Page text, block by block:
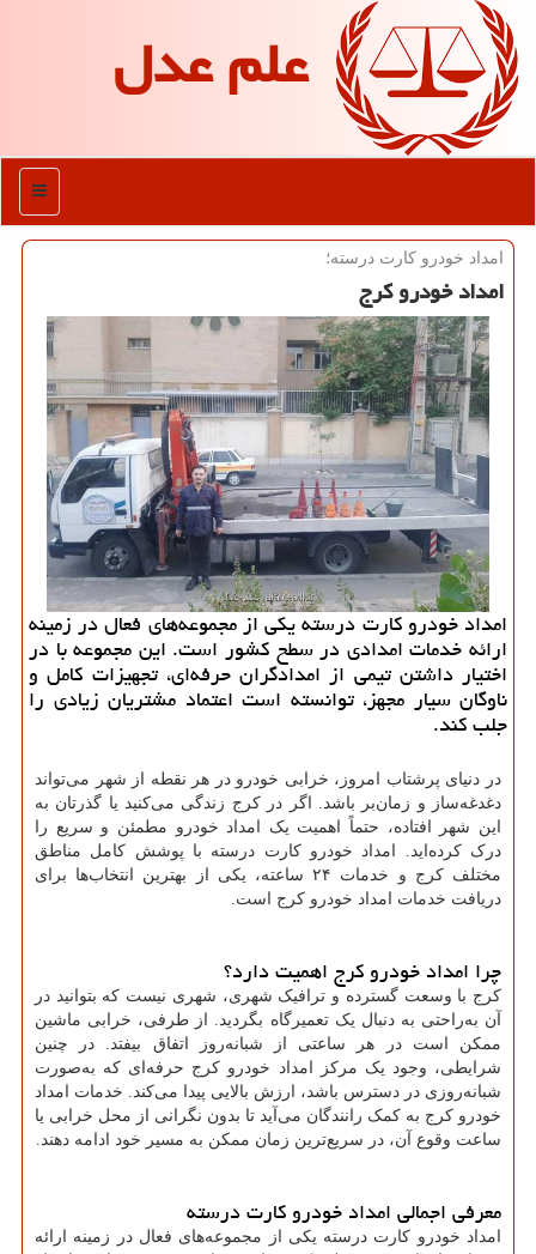
علم عدل
منو
امداد خودرو کارت درسته؛
امداد خودرو کرج
امداد خودرو کارت درسته یکی از مجموعه‌های فعال در زمینه
ارائه خدمات امدادی در سطح کشور است. این مجموعه با در
اختیار داشتن تیمی از امدادگران حرفه‌ای، تجهیزات کامل و
ناوگان سیار مجهز، توانسته است اعتماد مشتریان زیادی را
جلب کند.
در دنیای پرشتاب امروز، خرابی خودرو در هر نقطه از شهر می‌تواند
دغدغه‌ساز و زمان‌بر باشد. اگر در کرج زندگی می‌کنید یا گذرتان به
این شهر افتاده، حتماً اهمیت یک امداد خودرو مطمئن و سریع را
درک کرده‌اید. امداد خودرو کارت درسته با پوشش کامل مناطق
مختلف کرج و خدمات ۲۴ ساعته، یکی از بهترین انتخاب‌ها برای
دریافت خدمات امداد خودرو کرج است.
چرا امداد خودرو کرج اهمیت دارد؟
کرج با وسعت گسترده و ترافیک شهری، شهری نیست که بتوانید در
آن به‌راحتی به دنبال یک تعمیرگاه بگردید. از طرفی، خرابی ماشین
ممکن است در هر ساعتی از شبانه‌روز اتفاق بیفتد. در چنین
شرایطی، وجود یک مرکز امداد خودرو کرج حرفه‌ای که به‌صورت
شبانه‌روزی در دسترس باشد، ارزش بالایی پیدا می‌کند. خدمات امداد
خودرو کرج به کمک رانندگان می‌آید تا بدون نگرانی از محل خرابی یا
ساعت وقوع آن، در سریع‌ترین زمان ممکن به مسیر خود ادامه دهند.
معرفی اجمالی امداد خودرو کارت درسته
امداد خودرو کارت درسته یکی از مجموعه‌های فعال در زمینه ارائه